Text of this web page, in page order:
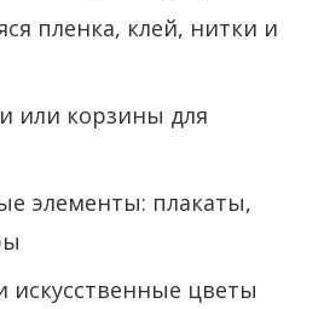
пленка, клей, нитки и
или корзины для
элементы: плакаты,
искусственные цветы